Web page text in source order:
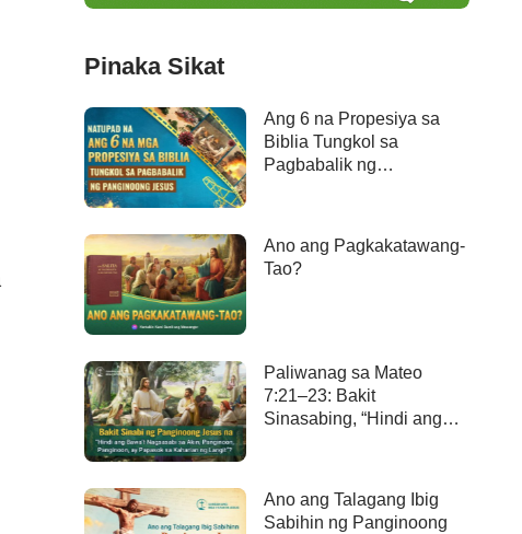
Pinaka Sikat
Ang 6 na Propesiya sa
Biblia Tungkol sa
Pagbabalik ng
Ano ang Pagkakatawang-
Tao?
Paliwanag sa Mateo
7:21–23: Bakit
Sinasabing, “Hindi ang
ng langit”?
Ano ang Talagang Ibig
Sabihin ng Panginoong